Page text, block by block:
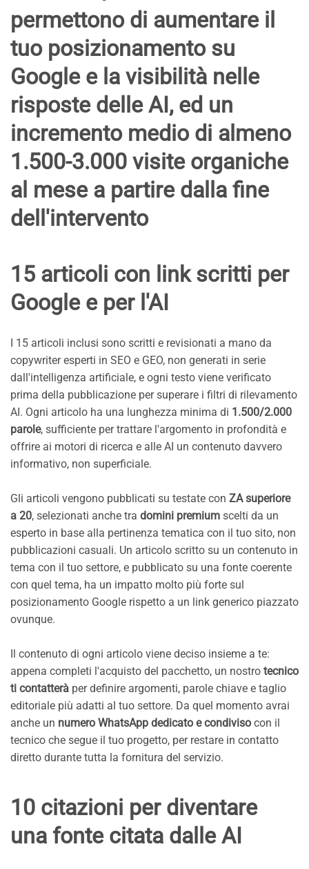
permettono di aumentare il
tuo posizionamento su
Google e la visibilità nelle
risposte delle AI, ed un
incremento medio di almeno
1.500-3.000 visite organiche
al mese a partire dalla fine
dell'intervento
15 articoli con link scritti per
Google e per l'AI
I 15 articoli inclusi sono scritti e revisionati a mano da
copywriter esperti in SEO e GEO, non generati in serie
dall'intelligenza artificiale, e ogni testo viene verificato
prima della pubblicazione per superare i filtri di rilevamento
AI. Ogni articolo ha una lunghezza minima di 1.500/2.000
parole, sufficiente per trattare l'argomento in profondità e
offrire ai motori di ricerca e alle AI un contenuto davvero
informativo, non superficiale.
Gli articoli vengono pubblicati su testate con ZA superiore
a 20, selezionati anche tra domini premium scelti da un
esperto in base alla pertinenza tematica con il tuo sito, non
pubblicazioni casuali. Un articolo scritto su un contenuto in
tema con il tuo settore, e pubblicato su una fonte coerente
con quel tema, ha un impatto molto più forte sul
posizionamento Google rispetto a un link generico piazzato
ovunque.
Il contenuto di ogni articolo viene deciso insieme a te:
appena completi l'acquisto del pacchetto, un nostro tecnico
ti contatterà per definire argomenti, parole chiave e taglio
editoriale più adatti al tuo settore. Da quel momento avrai
anche un numero WhatsApp dedicato e condiviso con il
tecnico che segue il tuo progetto, per restare in contatto
diretto durante tutta la fornitura del servizio.
10 citazioni per diventare
una fonte citata dalle AI